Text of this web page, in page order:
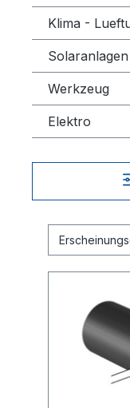
Klima -
Solaranlagen
Werkzeug
Elektro